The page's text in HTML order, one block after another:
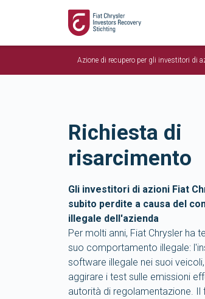
Azione di recupero per gli investitori di
Richiesta di
risarcimento
Gli investitori di azioni Fiat
subito perdite a causa del
illegale dell'azienda
Per molti anni, Fiat Chrysler ha
suo comportamento illegale:
software illegale nei suoi
aggirare i test sulle emissioni
autorità di regolamentazione. Il